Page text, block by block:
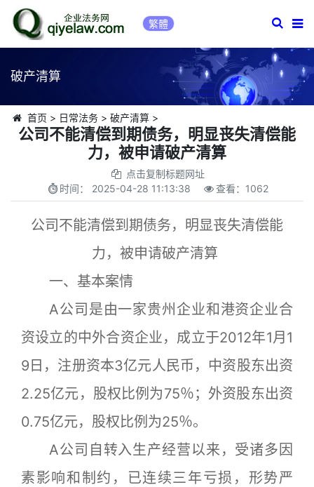
繁體
破产清算
首页 > 日常法务> 破产清算>
公司不能清偿到期债务，明显丧失清偿能
力，被申请破产清算
点击复制标题网址
时间： 2025-04-28 11:13:38 查看： 1062
公司不能清偿到期债务，明显丧失清偿能
力，被申请破产清算
一、基本案情
A公司是由一家贵州企业和港资企业合
资设立的中外合资企业，成立于2012年1月1
9日，注册资本3亿元人民币，中资股东出资
2.25亿元，股权比例为75％；外资股东出资
0.75亿元，股权比例为25％。
A公司自转入生产经营以来，受诸多因
素影响和制约，已连续三年亏损，形势严